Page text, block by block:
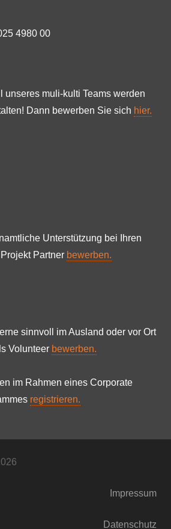
4980 00
unseres muli-kulti Teams werden
Dann bewerben Sie sich hier.
Unterstützung bei Ihren
Partner bewerben.
sinnvoll im Ausland oder vor Ort
Volunteer bewerben.
im Rahmen eines Corporate
registrieren.
Impressum
Datenschutz